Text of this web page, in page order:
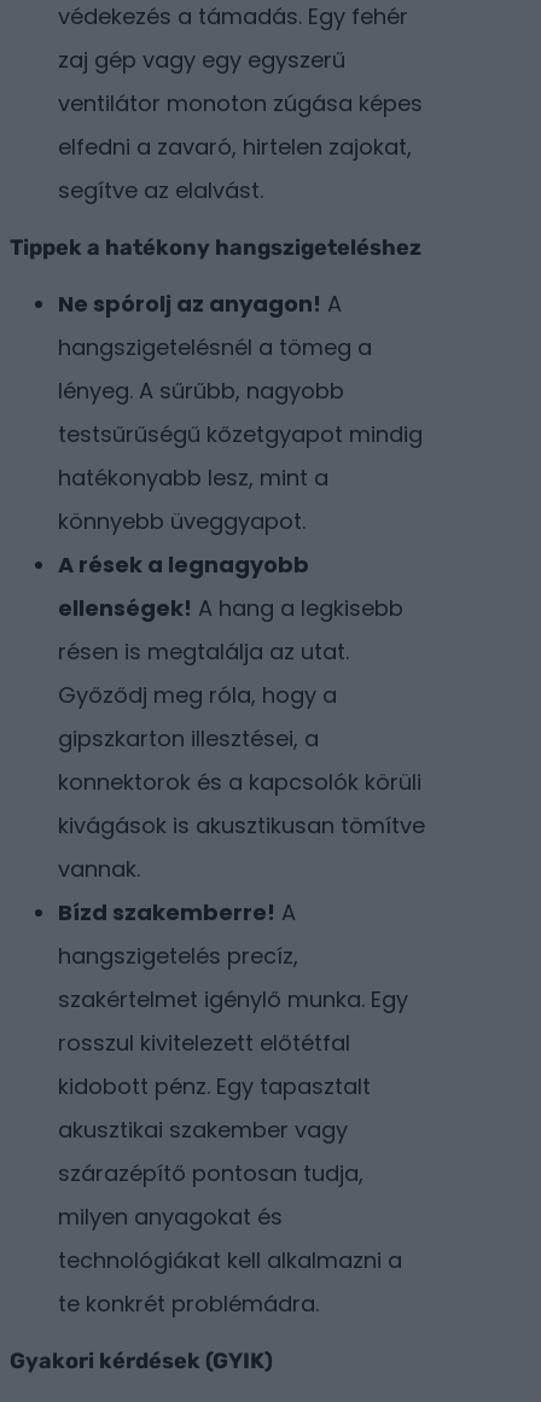
védekezés a támadás. Egy fehér
zaj gép vagy egy egyszerű
ventilátor monoton zúgása képes
elfedni a zavaró, hirtelen zajokat,
segítve az elalvást.
Tippek a hatékony hangszigeteléshez
Ne spórolj az anyagon! A
hangszigetelésnél a tömeg a
lényeg. A sűrűbb, nagyobb
testsűrűségű kőzetgyapot mindig
hatékonyabb lesz, mint a
könnyebb üveggyapot.
A rések a legnagyobb
ellenségek! A hang a legkisebb
résen is megtalálja az utat.
Győződj meg róla, hogy a
gipszkarton illesztései, a
konnektorok és a kapcsolók körüli
kivágások is akusztikusan tömítve
vannak.
Bízd szakemberre! A
hangszigetelés precíz,
szakértelmet igénylő munka. Egy
rosszul kivitelezett előtétfal
kidobott pénz. Egy tapasztalt
akusztikai szakember vagy
szárazépítő pontosan tudja,
milyen anyagokat és
technológiákat kell alkalmazni a
te konkrét problémádra.
Gyakori kérdések (GYIK)